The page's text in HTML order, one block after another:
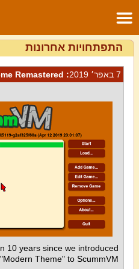
התפתחויות אחרונות
7 באפר׳ 2019
: ScummVM: Modern Theme Remastered
10 years since we introduced
Theme" to ScummVM.